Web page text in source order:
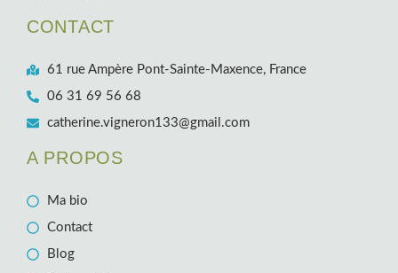
CONTACT
61 rue Ampère Pont-Sainte-Maxence, France
06 31 69 56 68
catherine.vigneron133@gmail.com
A PROPOS
Ma bio
Contact
Blog